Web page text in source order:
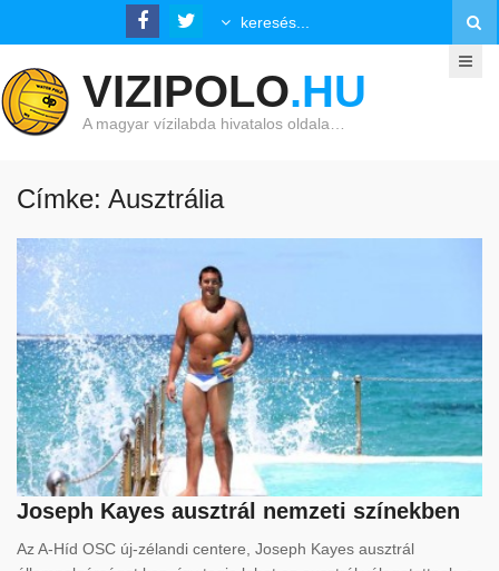
VIZIPOLO.HU
A magyar vízilabda hivatalos oldala…
Címke: Ausztrália
Joseph Kayes ausztrál nemzeti színekben
Az A-Híd OSC új-zélandi centere, Joseph Kayes ausztrál